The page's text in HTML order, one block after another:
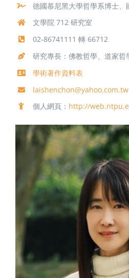
德國慕尼黑大學哲學系博士
文學院 712 研究室
02-86741111 轉 66712
研究專長：佛教哲學、道家哲
學術著作資料表
laishenchon@yahoo.com.tw
個人網頁： http://